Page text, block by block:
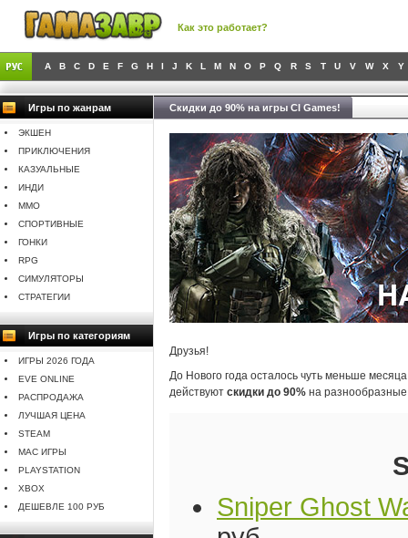
Как это работает?
A B C D E F G H I J K L M N O P Q R S T U V W X Y
Игры по жанрам
ЭКШЕН
ПРИКЛЮЧЕНИЯ
КАЗУАЛЬНЫЕ
ИНДИ
MMO
СПОРТИВНЫЕ
ГОНКИ
RPG
СИМУЛЯТОРЫ
СТРАТЕГИИ
Игры по категориям
ИГРЫ 2026 ГОДА
EVE ONLINE
РАСПРОДАЖА
ЛУЧШАЯ ЦЕНА
STEAM
MAC ИГРЫ
PLAYSTATION
XBOX
ДЕШЕВЛЕ 100 РУБ
Скидки до 90% на игры CI Games!
Друзья!
До Нового года осталось чуть меньше
действуют скидки до 90% на
Sniper Ghost